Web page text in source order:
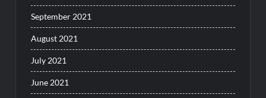
September 2021
August 2021
July 2021
June 2021